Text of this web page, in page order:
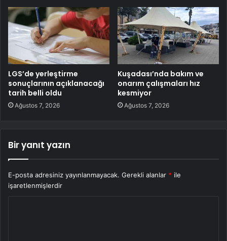
LGS’de yerleştirme
sonuçlarının açıklanacağı
tarih belli oldu
Ağustos 7, 2026
Kuşadası’nda bakım ve
onarım çalışmaları hız
kesmiyor
Ağustos 7, 2026
Bir yanıt yazın
E-posta adresiniz yayınlanmayacak. Gerekli alanlar * ile
işaretlenmişlerdir